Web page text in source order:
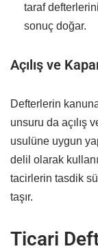
taraf
sonuç doğar.
Açılış ve
Defterlerin
unsuru da açılış
usulüne uygun
delil olarak
tacirlerin tasdik
taşır.
Ticari